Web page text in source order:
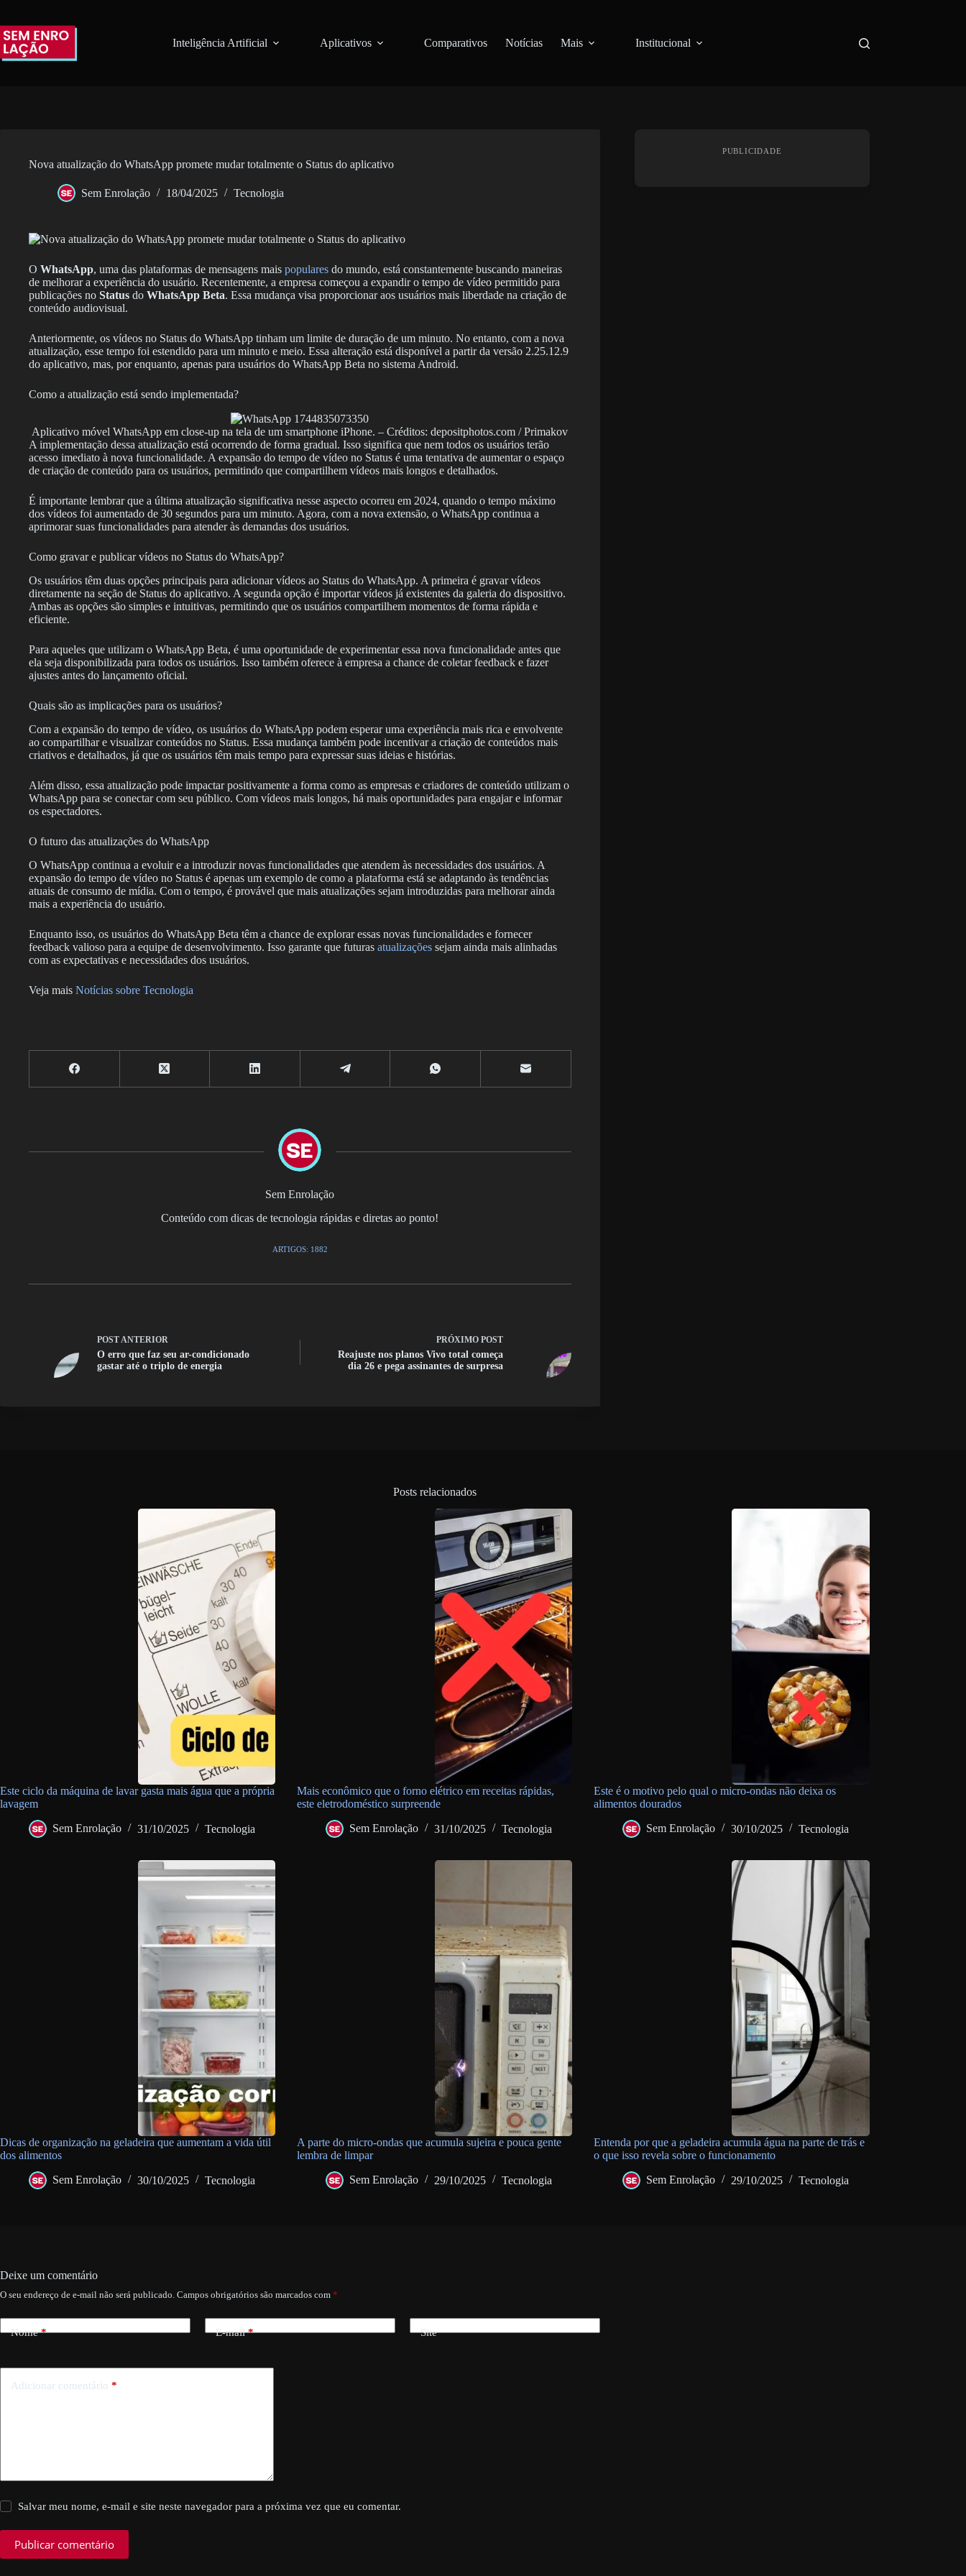
o
conteúdo
Inteligência Artificial Aplicativos Comparativos Notícias Mais Institucional
Nova atualização do WhatsApp promete mudar totalmente o Status do aplicativo
Sem Enrolação 18/04/2025 Tecnologia
O WhatsApp, uma das plataformas de mensagens mais populares do mundo, está constantemente buscando maneiras
de melhorar a experiência do usuário. Recentemente, a empresa começou a expandir o tempo de vídeo permitido para
publicações no Status do WhatsApp Beta. Essa mudança visa proporcionar aos usuários mais liberdade na criação de
conteúdo audiovisual.
Anteriormente, os vídeos no Status do WhatsApp tinham um limite de duração de um minuto. No entanto, com a nova
atualização, esse tempo foi estendido para um minuto e meio. Essa alteração está disponível a partir da versão 2.25.12.9
do aplicativo, mas, por enquanto, apenas para usuários do WhatsApp Beta no sistema Android.
Como a atualização está sendo implementada?
Aplicativo móvel WhatsApp em close-up na tela de um smartphone iPhone. – Créditos: depositphotos.com / Primakov
A implementação dessa atualização está ocorrendo de forma gradual. Isso significa que nem todos os usuários terão
acesso imediato à nova funcionalidade. A expansão do tempo de vídeo no Status é uma tentativa de aumentar o espaço
de criação de conteúdo para os usuários, permitindo que compartilhem vídeos mais longos e detalhados.
É importante lembrar que a última atualização significativa nesse aspecto ocorreu em 2024, quando o tempo máximo
dos vídeos foi aumentado de 30 segundos para um minuto. Agora, com a nova extensão, o WhatsApp continua a
aprimorar suas funcionalidades para atender às demandas dos usuários.
Como gravar e publicar vídeos no Status do WhatsApp?
Os usuários têm duas opções principais para adicionar vídeos ao Status do WhatsApp. A primeira é gravar vídeos
diretamente na seção de Status do aplicativo. A segunda opção é importar vídeos já existentes da galeria do dispositivo.
Ambas as opções são simples e intuitivas, permitindo que os usuários compartilhem momentos de forma rápida e
eficiente.
Para aqueles que utilizam o WhatsApp Beta, é uma oportunidade de experimentar essa nova funcionalidade antes que
ela seja disponibilizada para todos os usuários. Isso também oferece à empresa a chance de coletar feedback e fazer
ajustes antes do lançamento oficial.
Quais são as implicações para os usuários?
Com a expansão do tempo de vídeo, os usuários do WhatsApp podem esperar uma experiência mais rica e envolvente
ao compartilhar e visualizar conteúdos no Status. Essa mudança também pode incentivar a criação de conteúdos mais
criativos e detalhados, já que os usuários têm mais tempo para expressar suas ideias e histórias.
Além disso, essa atualização pode impactar positivamente a forma como as empresas e criadores de conteúdo utilizam o
WhatsApp para se conectar com seu público. Com vídeos mais longos, há mais oportunidades para engajar e informar
os espectadores.
O futuro das atualizações do WhatsApp
O WhatsApp continua a evoluir e a introduzir novas funcionalidades que atendem às necessidades dos usuários. A
expansão do tempo de vídeo no Status é apenas um exemplo de como a plataforma está se adaptando às tendências
atuais de consumo de mídia. Com o tempo, é provável que mais atualizações sejam introduzidas para melhorar ainda
mais a experiência do usuário.
Enquanto isso, os usuários do WhatsApp Beta têm a chance de explorar essas novas funcionalidades e fornecer
feedback valioso para a equipe de desenvolvimento. Isso garante que futuras atualizações sejam ainda mais alinhadas
com as expectativas e necessidades dos usuários.
Veja mais Notícias sobre Tecnologia
Sem Enrolação
Conteúdo com dicas de tecnologia rápidas e diretas ao ponto!
ARTIGOS: 1882
POSTANTERIOR
O erro que faz seu ar-condicionado
gastar até o triplo de energia
PRÓXIMO POST
Reajuste nos planos Vivo total começa
dia 26 e pega assinantes de surpresa
PUBLICIDADE
Posts relacionados
Este ciclo da máquina de lavar gasta mais água que a própria
lavagem
Sem Enrolação 31/10/2025 Tecnologia
Mais econômico que o forno elétrico em receitas rápidas,
este eletrodoméstico surpreende
Sem Enrolação 31/10/2025 Tecnologia
Este é o motivo pelo qual o micro-ondas não deixa os
alimentos dourados
Sem Enrolação 30/10/2025 Tecnologia
Dicas de organização na geladeira que aumentam a vida útil
dos alimentos
Sem Enrolação 30/10/2025 Tecnologia
A parte do micro-ondas que acumula sujeira e pouca gente
lembra de limpar
Sem Enrolação 29/10/2025 Tecnologia
Entenda por que a geladeira acumula água na parte de trás e
o que isso revela sobre o funcionamento
Sem Enrolação 29/10/2025 Tecnologia
Deixe um comentário
O seu endereço de e-mail não será publicado. Campos obrigatórios são marcados com *
Nome* E-mail* Site
Adicionar comentário *
Salvar meu nome, e-mail e site neste navegador para a próxima vez que eu comentar.
Publicar comentário